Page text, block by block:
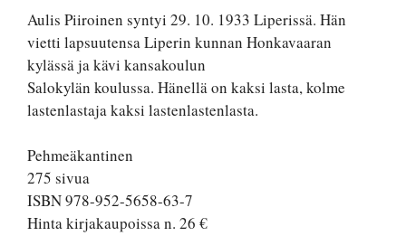
Aulis Piiroinen syntyi 29. 10. 1933 Liperissä. Hän
vietti lapsuutensa Liperin kunnan Honkavaaran
kylässä ja kävi kansakoulun
Salokylän koulussa. Hänellä on kaksi lasta, kolme
lastenlastaja kaksi lastenlastenlasta.
Pehmeäkantinen
275 sivua
ISBN 978-952-5658-63-7
Hinta kirjakaupoissa n. 26 €